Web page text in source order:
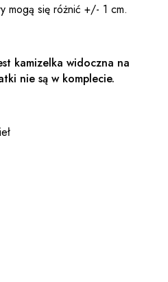
mogą się różnić +/- 1 cm.
kamizelka widoczna na
nie są w komplecie.